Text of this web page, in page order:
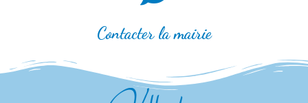
Contacter la mairie